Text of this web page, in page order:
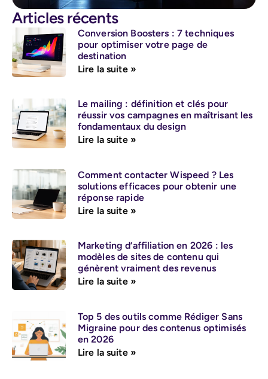
Articles récents
Conversion Boosters : 7 techniques
pour optimiser votre page de
destination
Lire la suite »
Le mailing : définition et clés pour
réussir vos campagnes en maîtrisant les
fondamentaux du design
Lire la suite »
Comment contacter Wispeed ? Les
solutions efficaces pour obtenir une
réponse rapide
Lire la suite »
Marketing d’affiliation en 2026 : les
modèles de sites de contenu qui
génèrent vraiment des revenus
Lire la suite »
Top 5 des outils comme Rédiger Sans
Migraine pour des contenus optimisés
en 2026
Lire la suite »